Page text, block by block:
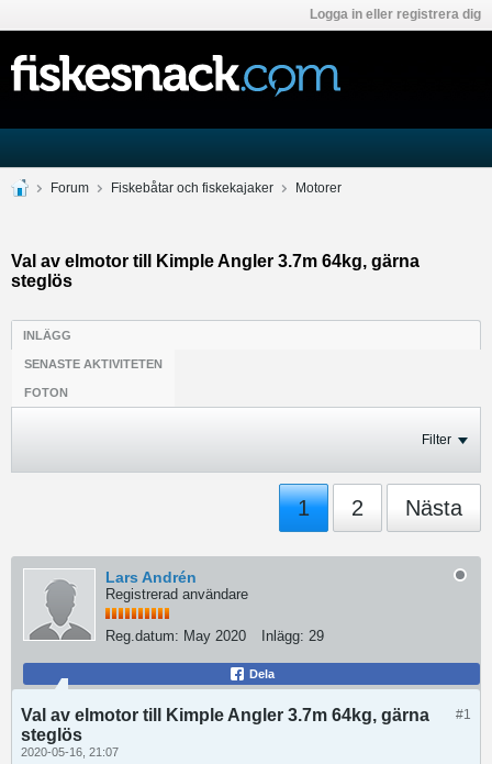
Logga in eller registrera dig
Forum Fiskebåtar och fiskekajaker Motorer
Val av elmotor till Kimple Angler 3.7m 64kg, gärna
steglös
INLÄGG
SENASTE AKTIVITETEN
FOTON
Filter
1 2 Nästa
Lars Andrén
Registrerad användare
Reg.datum: May 2020 Inlägg: 29
Dela
#1
Val av elmotor till Kimple Angler 3.7m 64kg, gärna
steglös
2020-05-16, 21:07